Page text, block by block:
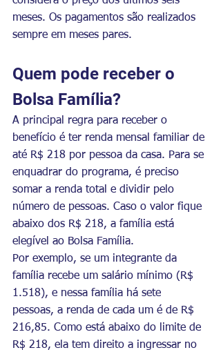
meses. Os pagamentos são realizados
sempre em meses pares.
Quem pode receber o
Bolsa Família?
A principal regra para receber o
benefício é ter renda mensal familiar de
até R$ 218 por pessoa da casa. Para se
enquadrar do programa, é preciso
somar a renda total e dividir pelo
número de pessoas. Caso o valor fique
abaixo dos R$ 218, a família está
elegível ao Bolsa Família.
Por exemplo, se um integrante da
família recebe um salário mínimo (R$
1.518), e nessa família há sete
pessoas, a renda de cada um é de R$
216,85. Como está abaixo do limite de
R$ 218, ela tem direito a ingressar no